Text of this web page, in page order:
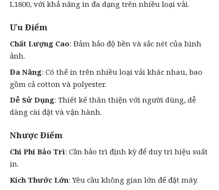
L1800, với khả năng in đa dạng trên nhiều loại vải.
Ưu Điểm
Chất Lượng Cao: Đảm bảo độ bền và sắc nét của hình
ảnh.
Đa Năng: Có thể in trên nhiều loại vải khác nhau, bao
gồm cả cotton và polyester.
Dễ Sử Dụng: Thiết kế thân thiện với người dùng, dễ
dàng cài đặt và vận hành.
Nhược Điểm
Chi Phí Bảo Trì: Cần bảo trì định kỳ để duy trì hiệu suất
in.
Kích Thước Lớn: Yêu cầu không gian lớn để đặt máy.